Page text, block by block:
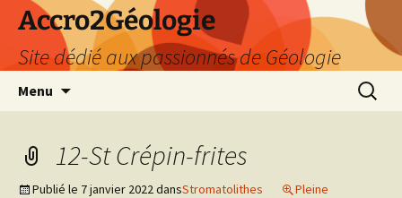
Accro2Géologie
Site dédié aux passionnés de Géologie
Menu
12-St Crépin-frites
Publié le 7 janvier 2022dansStromatolithes
Pleine